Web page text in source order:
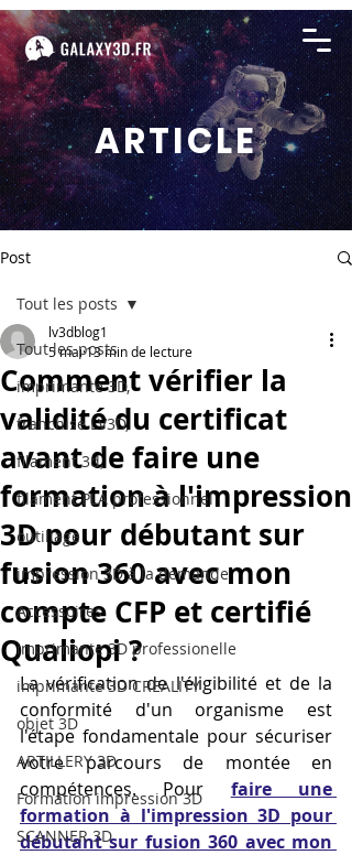
ARTICLE
Post
Tout les posts
imprimante 3D,
franchise LV3D,
filament 3d,
filament PLA professionnel
outillage
impression 3D à la demande
Accessoires
imprimante 3D professionelle
imprimante 3D CREALITY
objet 3D
ARTILLERY 3D
Formation impression 3D
SCANNER 3D
Tout les posts
Comment vérifier la
validité du certificat
avant de faire une
formation à l'impression
3D pour débutant sur
fusion 360 avec mon
compte CFP et certifié
Qualiopi ?
lv3dblog1
5 mai13 min de lecture
La vérification de l'éligibilité et de la
conformité d'un organisme est
l'étape fondamentale pour sécuriser
votre parcours de montée en
compétences. Pour faire une
formation à l'impression 3D pour
débutant sur fusion 360 avec mon